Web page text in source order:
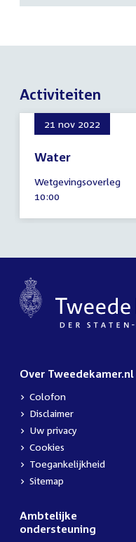
Activiteiten
21 nov 2022
Water
november
2022
Wetgevingsoverleg
Tijd
10:00
Over Tweedekamer.nl
Colofon
Disclaimer
Uw privacy
Cookies
Toegankelijkheid
Sitemap
Ambtelijke
ondersteuning